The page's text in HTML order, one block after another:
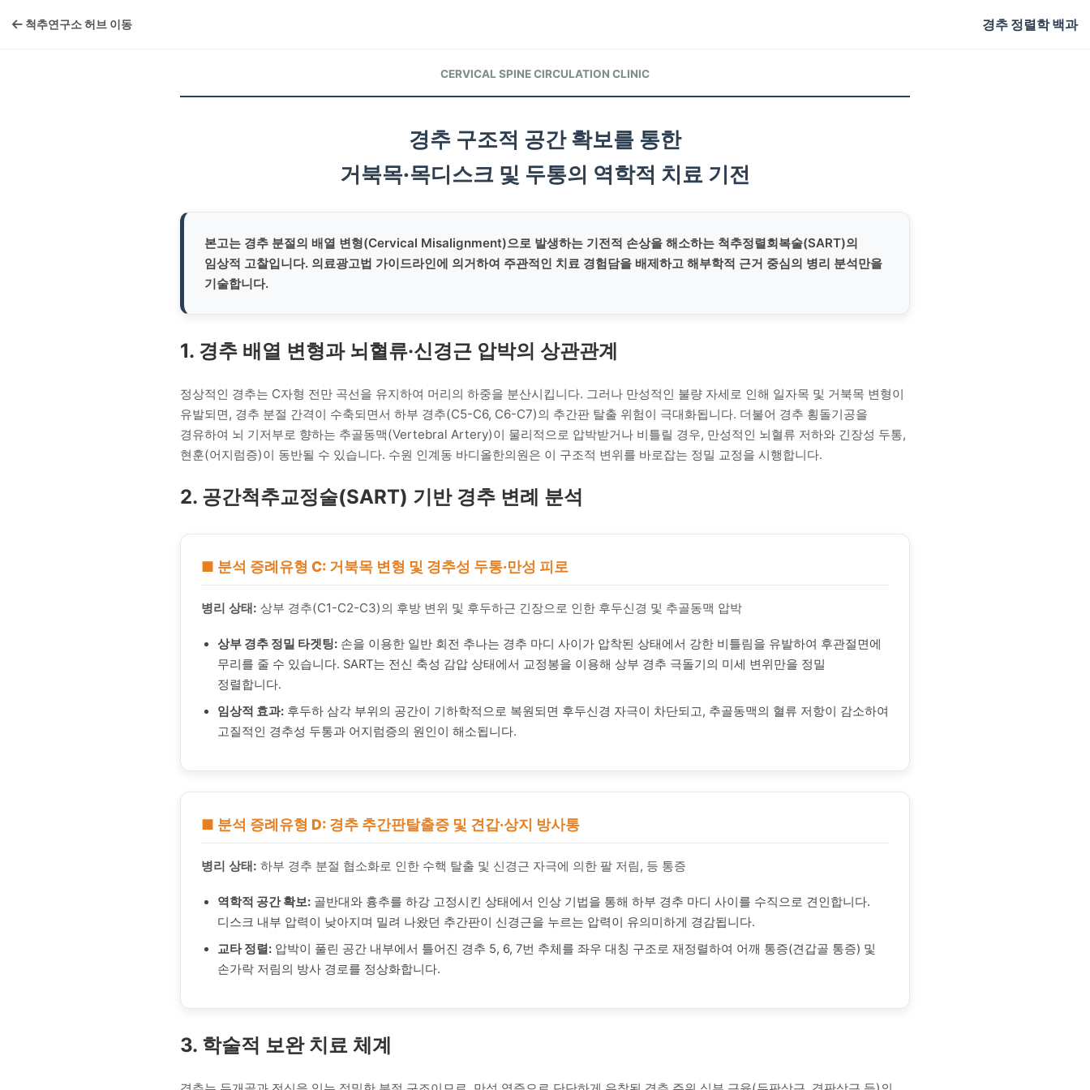
척추연구소 허브 이동 경추 정렬학 백과
CERVICAL SPINE CIRCULATION CLINIC
경추 구조적 공간 확보를 통한
거북목·목디스크 및 두통의 역학적 치료 기전
본고는 경추 분절의 배열 변형(Cervical Misalignment)으로 발생하는 기전적 손상을 해소하는 척추정렬회복술(SART)의
임상적 고찰입니다. 의료광고법 가이드라인에 의거하여 주관적인 치료 경험담을 배제하고 해부학적 근거 중심의 병리 분석만을
기술합니다.
1. 경추 배열 변형과 뇌혈류·신경근 압박의 상관관계
정상적인 경추는 C자형 전만 곡선을 유지하여 머리의 하중을 분산시킵니다. 그러나 만성적인 불량 자세로 인해 일자목 및 거북목 변형이
유발되면, 경추 분절 간격이 수축되면서 하부 경추(C5-C6, C6-C7)의 추간판 탈출 위험이 극대화됩니다. 더불어 경추 횡돌기공을
경유하여 뇌 기저부로 향하는 추골동맥(Vertebral Artery)이 물리적으로 압박받거나 비틀릴 경우, 만성적인 뇌혈류 저하와 긴장성 두통,
현훈(어지럼증)이 동반될 수 있습니다. 수원 인계동 바디올한의원은 이 구조적 변위를 바로잡는 정밀 교정을 시행합니다.
2. 공간척추교정술(SART) 기반 경추 변례 분석
■ 분석 증례유형 C: 거북목 변형 및 경추성 두통·만성 피로
병리 상태: 상부 경추(C1-C2-C3)의 후방 변위 및 후두하근 긴장으로 인한 후두신경 및 추골동맥 압박
상부 경추 정밀 타겟팅: 손을 이용한 일반 회전 추나는 경추 마디 사이가 압착된 상태에서 강한 비틀림을 유발하여 후관절면에
무리를 줄 수 있습니다. SART는 전신 축성 감압 상태에서 교정봉을 이용해 상부 경추 극돌기의 미세 변위만을 정밀
정렬합니다.
임상적 효과: 후두하 삼각 부위의 공간이 기하학적으로 복원되면 후두신경 자극이 차단되고, 추골동맥의 혈류 저항이 감소하여
고질적인 경추성 두통과 어지럼증의 원인이 해소됩니다.
■ 분석 증례유형 D: 경추 추간판탈출증 및 견갑·상지 방사통
병리 상태: 하부 경추 분절 협소화로 인한 수핵 탈출 및 신경근 자극에 의한 팔 저림, 등 통증
역학적 공간 확보: 골반대와 흉추를 하강 고정시킨 상태에서 인상 기법을 통해 하부 경추 마디 사이를 수직으로 견인합니다.
디스크 내부 압력이 낮아지며 밀려 나왔던 추간판이 신경근을 누르는 압력이 유의미하게 경감됩니다.
교타 정렬: 압박이 풀린 공간 내부에서 틀어진 경추 5, 6, 7번 추체를 좌우 대칭 구조로 재정렬하여 어깨 통증(견갑골 통증) 및
손가락 저림의 방사 경로를 정상화합니다.
3. 학술적 보완 치료 체계